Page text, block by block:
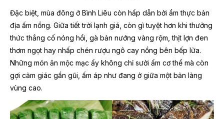
Đặc biệt, mùa đông ở Bình Liêu còn hấp dẫn bởi ẩm thực bản
địa ấm nồng. Giữa tiết trời lạnh giá, còn gì tuyệt hơn khi thưởng
thức thắng cố nóng hổi, gà bản nướng vàng rộm, thịt lợn đen
thơm ngọt hay nhấp chén rượu ngô cay nồng bên bếp lửa.
Những món ăn mộc mạc ấy không chỉ sưởi ấm cơ thể mà còn
gợi cảm giác gần gũi, ấm áp như đang ở giữa một bản làng
vùng cao.